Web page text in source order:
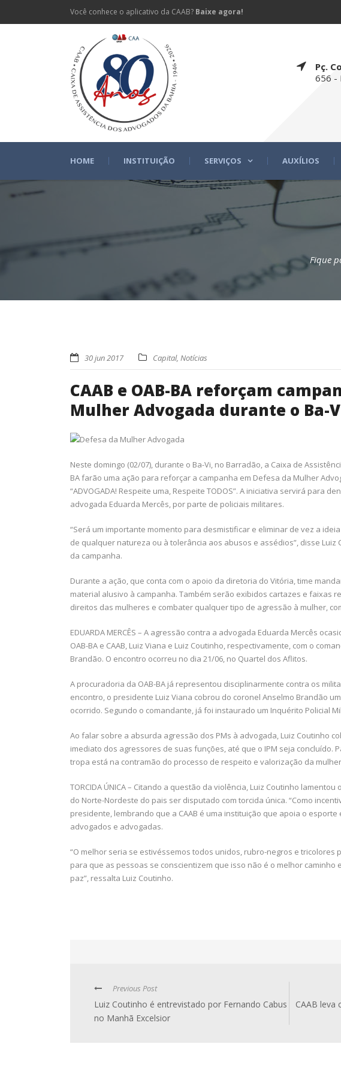
Você conhece o aplicativo da CAAB? Baixe agora!
Pç.
656 -
HOME INSTITUIÇÃO SERVIÇOS AUXÍLIOS
Fique
30 jun 2017 Capital, Notícias
CAAB e OAB-BA reforçam
Mulher Advogada durante o Ba-
Neste domingo (02/07), durante o Ba-Vi, no Barradão, a Caixa de
BA farão uma ação para reforçar a campanha em Defesa da Mulher
“ADVOGADA! Respeite uma, Respeite TODOS”. A iniciativa servirá para
advogada Eduarda Mercês, por parte de policiais militares.
“Será um importante momento para desmistificar e eliminar de vez a
de qualquer natureza ou à tolerância aos abusos e assédios”, disse Luiz
da campanha.
Durante a ação, que conta com o apoio da diretoria do Vitória, time
material alusivo à campanha. Também serão exibidos cartazes e faixas
direitos das mulheres e combater qualquer tipo de agressão à mulher,
EDUARDA MERCÊS – A agressão contra a advogada Eduarda Mercês
OAB-BA e CAAB, Luiz Viana e Luiz Coutinho, respectivamente, com o
Brandão. O encontro ocorreu no dia 21/06, no Quartel dos Aflitos.
A procuradoria da OAB-BA já representou disciplinarmente contra os
encontro, o presidente Luiz Viana cobrou do coronel Anselmo Brandão
ocorrido. Segundo o comandante, já foi instaurado um Inquérito Policial
Ao falar sobre a absurda agressão dos PMs à advogada, Luiz Coutinho
imediato dos agressores de suas funções, até que o IPM seja concluído.
tropa está na contramão do processo de respeito e valorização da
TORCIDA ÚNICA – Citando a questão da violência, Luiz Coutinho
do Norte-Nordeste do pais ser disputado com torcida única. “Como
presidente, lembrando que a CAAB é uma instituição que apoia o
advogados e advogadas.
“O melhor seria se estivéssemos todos unidos, rubro-negros e tricolores
para que as pessoas se conscientizem que isso não é o melhor
paz”, ressalta Luiz Coutinho.
Previous Post
Luiz Coutinho é entrevistado por Fernando Cabus
no Manhã Excelsior
CAAB leva